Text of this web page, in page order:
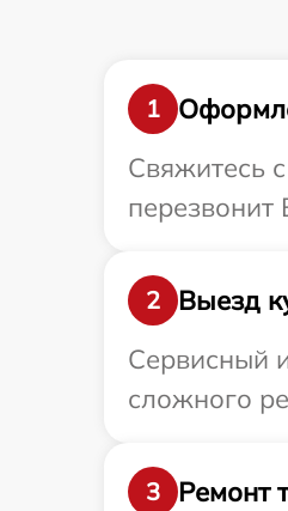
1
Свяжитесь
перезвонит
2
Выезд
Сервисный
сложного
3
Ремонт